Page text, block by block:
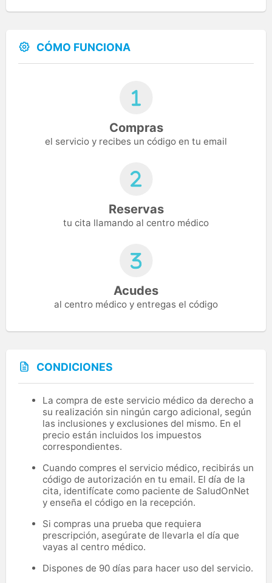
CÓMO FUNCIONA
Compras
el servicio y recibes un código en tu email
Reservas
tu cita llamando al centro médico
Acudes
al centro médico y entregas el código
CONDICIONES
La compra de este servicio médico da derecho a
su realización sin ningún cargo adicional, según
las inclusiones y exclusiones del mismo. En el
precio están incluidos los impuestos
correspondientes.
Cuando compres el servicio médico, recibirás un
código de autorización en tu email. El día de la
cita, identifícate como paciente de SaludOnNet
y enseña el código en la recepción.
Si compras una prueba que requiera
prescripción, asegúrate de llevarla el día que
vayas al centro médico.
Dispones de 90 días para hacer uso del servicio.